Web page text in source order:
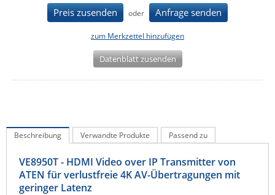
Milesight
Panorama Antennas
Poynting
Riello UPS
Server Technology
Preis zusenden oder Anfrage senden
zum Merkzettel hinzufügen
Datenblatt zusenden
Beschreibung Verwandte Produkte Passend zu
VE8950T - HDMI Video over IP Transmitter von
ATEN für verlustfreie 4K AV-Übertragungen mit
geringer Latenz